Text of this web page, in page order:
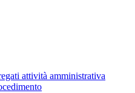
attività amministrativa